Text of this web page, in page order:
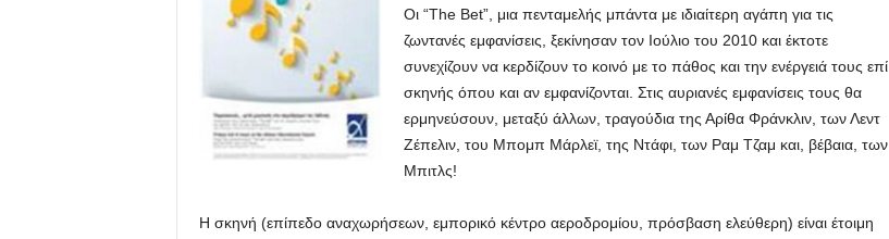
Οι “The Bet”, μια πενταμελής μπάντα με ιδιαίτερη αγάπη για τις
ζωντανές εμφανίσεις, ξεκίνησαν τον Ιούλιο του 2010 και έκτοτε
συνεχίζουν να κερδίζουν το κοινό με το πάθος και την ενέργειά τους επί
σκηνής όπου και αν εμφανίζονται. Στις αυριανές εμφανίσεις τους θα
ερμηνεύσουν, μεταξύ άλλων, τραγούδια της Αρίθα Φράνκλιν, των Λεντ
Ζέπελιν, του Μπομπ Μάρλεϊ, της Ντάφι, των Ραμ Τζαμ και, βέβαια, των
Μπιτλς!
Η σκηνή (επίπεδο αναχωρήσεων, εμπορικό κέντρο αεροδρομίου, πρόσβαση ελεύθερη) είναι έτοιμη